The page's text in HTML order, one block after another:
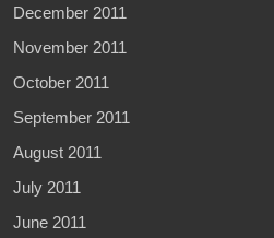
December 2011
November 2011
October 2011
September 2011
August 2011
July 2011
June 2011